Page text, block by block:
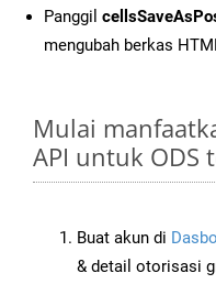
Panggil
mengubah berkas
Mulai
API untuk ODS
Buat akun di
& detail otorisasi